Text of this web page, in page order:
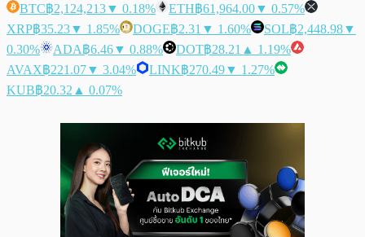
BTC฿2,124,213▼ 0.18% ETH฿61,964.00▼ 0.57%
XRP฿35.23▼ 1.85% DOGE฿2.31 ▼ 1.60% SOL฿2,448.98▼
0.30%
ADA฿6.46▼ 0.88% DOT฿28.21 ▲ 1.19%
AVAX฿221.07▼ 3.04% LINK฿270.49▼ 1.27%
KUB฿20.32 ▲ 0.07%